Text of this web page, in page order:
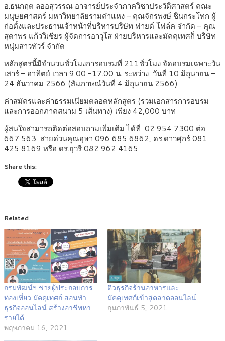
อ.ธนกฤต ลออสุวรรณ อาจารย์ประจำภาควิชาประวัติศาสตร์ คณะ
มนุษยศาสตร์ มหาวิทยาลัยรามคำแหง – คุณจักรพงษ์ ชินกระโทก ผู้
ก่อตั้งและประธานเจ้าหน้าที่บริหารบริษัท ฟายด์ โฟล์ค จำกัด – คุณ
สุดาพร แก้ววิเชียร ผู้จัดการอาวุโส ฝ่ายบริหารและมัคคุเทศก็ บริษัท
หนุ่มสาวทัวร์ จำกัด
หลักสูตรนี้มีจำนวนชั่วโมงการอบรมที่ 211ชั่วโมง จัดอบรมเฉพาะวัน
เสาร์ – อาทิตย์ เวลา 9.00 -17.00 น. ระหว่าง วันที่ 10 มิถุนายน –
24 ธันวาคม 2566 (สัมภาษณ์วันที่ 4 มิถุนายน 2566)
ค่าสมัครและค่าธรรมเนียมตลอดหลักสูตร (รวมเอกสารการอบรม
และการออกภาคสนาม 5 เส้นทาง) เพียง 42,000 บาท
ผู้สนใจสามารถติดต่อสอบถามเพิ่มเติม ได้ที่ 02 954 7300 ต่อ
667 563 สายด่วนคุณอุษา 096 685 6862, ดร.ดาวศุกร์ 081
425 8169 หรือ ดร.ยุวรี 082 962 4165
Share this:
Related
กรมพัฒน์ฯ ช่วยผู้ประกอบการ
ท่องเที่ยว มัคคุเทศก์ สอนทำ
ธุรกิจออนไลน์ สร้างอาชีพหา
รายได้
พฤษภาคม 16, 2021
ติวธุรกิจร้านอาหารและ
มัคคุเทศก์เข้าสู่ตลาดออนไลน์
กุมภาพันธ์ 5, 2021